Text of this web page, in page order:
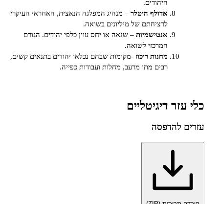
אדולף היטלר – מנהיג המפלגה הנאצית, האחראי העיקרי
לרציחתם של מיליונים בשואה.
אנטישמיות– שנאה או יחס עוין כלפי יהודים. הגורם
המרכזי לשואה.
מחנות ריכוז-מקומות שבהם נכלאו יהודים בתנאים קשים,
רבים מתו מרעב, מחלות ועבודות כפייה.
דיגיטליים